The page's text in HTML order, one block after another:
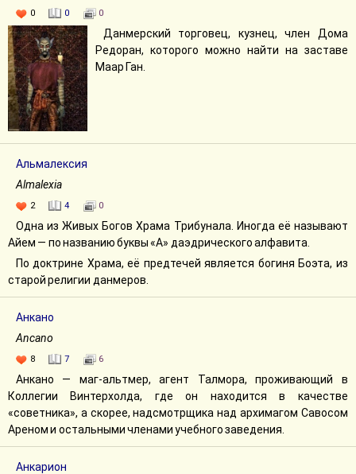
0 0 0
Данмерский торговец, кузнец, член Дома
Редоран, которого можно найти на заставе
Маар Ган.
Альмалексия
Almalexia
2 4 0
Одна из Живых Богов Храма Трибунала. Иногда её называют
Айем — по названию буквы «A» даэдрического алфавита.
По доктрине Храма, её предтечей является богиня Боэта, из
старой религии данмеров.
Анкано
Ancano
8 7 6
Анкано — маг-альтмер, агент Талмора, проживающий в
Коллегии Винтерхолда, где он находится в качестве
«советника», а скорее, надсмотрщика над архимагом Савосом
Ареном и остальными членами учебного заведения.
Анкарион